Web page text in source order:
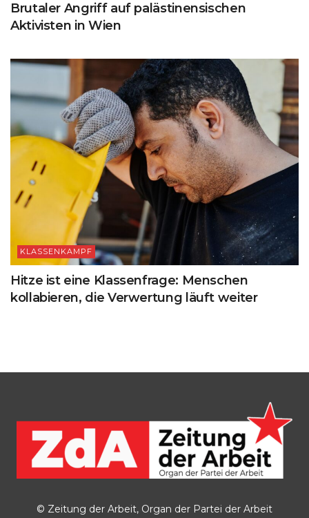
Brutaler Angriff auf palästinensischen
Aktivisten in Wien
KLASSENKAMPF
Hitze ist eine Klassenfrage: Menschen
kollabieren, die Verwertung läuft weiter
© Zeitung der Arbeit, Organ der Partei der Arbeit